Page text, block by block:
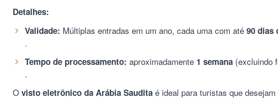
Detalhes:
Validade: Múltiplas entradas em um ano, cada uma com até 90 dias
.
Tempo de processamento: aproximadamente 1 semana (excluindo
.
O visto eletrônico da Arábia Sauditaé ideal para turistas que desejam